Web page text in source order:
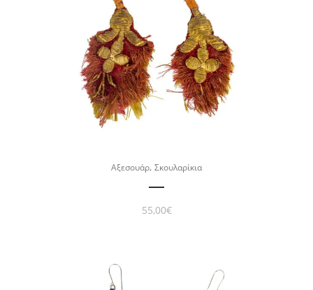
Αξεσουάρ, Σκουλαρίκια
55,00€